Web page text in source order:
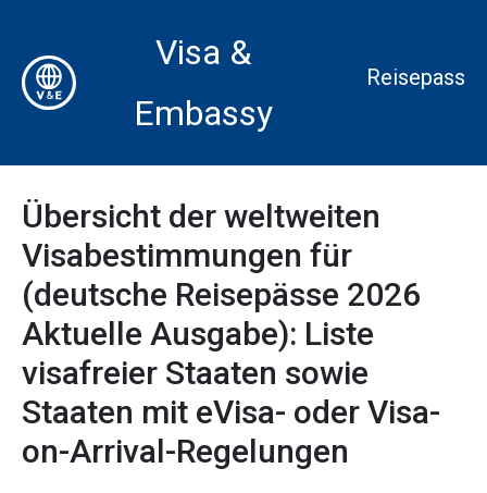
Visa &
Embassy
Reisepass
Übersicht der weltweiten
Visabestimmungen für
(deutsche Reisepässe 2026
Aktuelle Ausgabe): Liste
visafreier Staaten sowie
Staaten mit eVisa- oder Visa-
on-Arrival-Regelungen